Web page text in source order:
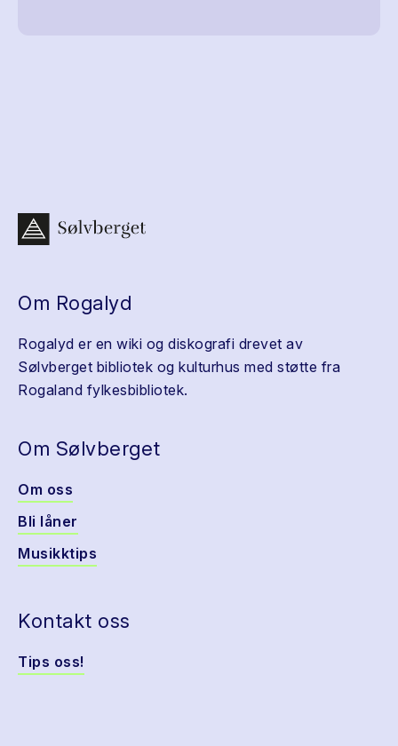
Om Rogalyd
Rogalyd er en wiki og diskografi drevet av
Sølvberget bibliotek og kulturhus med støtte fra
Rogaland fylkesbibliotek.
Om Sølvberget
Om oss
Bli låner
Musikktips
Kontakt oss
Tips oss!